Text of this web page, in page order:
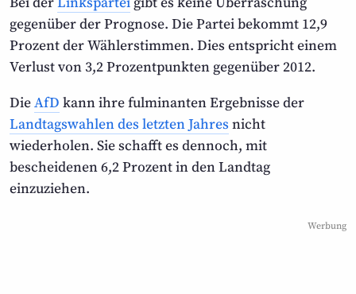
gegenüber der Prognose. Die Partei bekommt 12,9
Prozent der Wählerstimmen. Dies entspricht einem
Verlust von 3,2 Prozentpunkten gegenüber 2012.
DieAfD kann ihre fulminanten Ergebnisse der
Landtagswahlen des letzten Jahres nicht
wiederholen. Sie schafft es dennoch, mit
bescheidenen 6,2 Prozent in den Landtag
einzuziehen.
Werbung